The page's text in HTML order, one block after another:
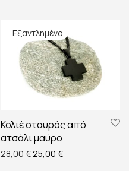
Κολιέ σταυρός από
ατσάλι μαύρο
28,00€ Original price was:
25,00 €Η τρέχουσα τιμή